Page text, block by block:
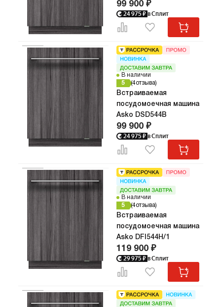
99 900 ₽
24 975 ₽ в Сплит
В наличии
5
4отзыва
Встраиваемая
посудомоечная машина
Asko DSD544B
99 900 ₽
24 975 ₽ в Сплит
В наличии
5
4отзыва
Встраиваемая
посудомоечная машина
Asko DFI544H/1
119 900 ₽
29 975 ₽ в Сплит